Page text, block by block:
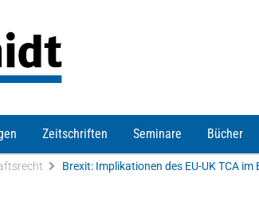
Zeitschriften Seminare Bücher